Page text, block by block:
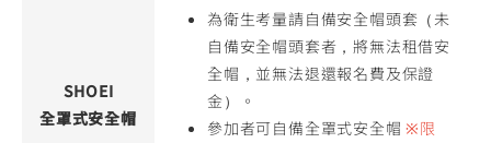
SHOEI
全罩式安全帽
為衛生考量請自備安全帽頭套（未
自備安全帽頭套者，將無法租借安
全帽，並無法退還報名費及保證
金）。
參加者可自備全罩式安全帽※限